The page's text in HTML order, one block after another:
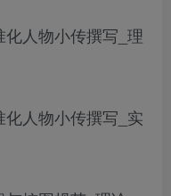
人物小传撰写_理
人物小传撰写_实